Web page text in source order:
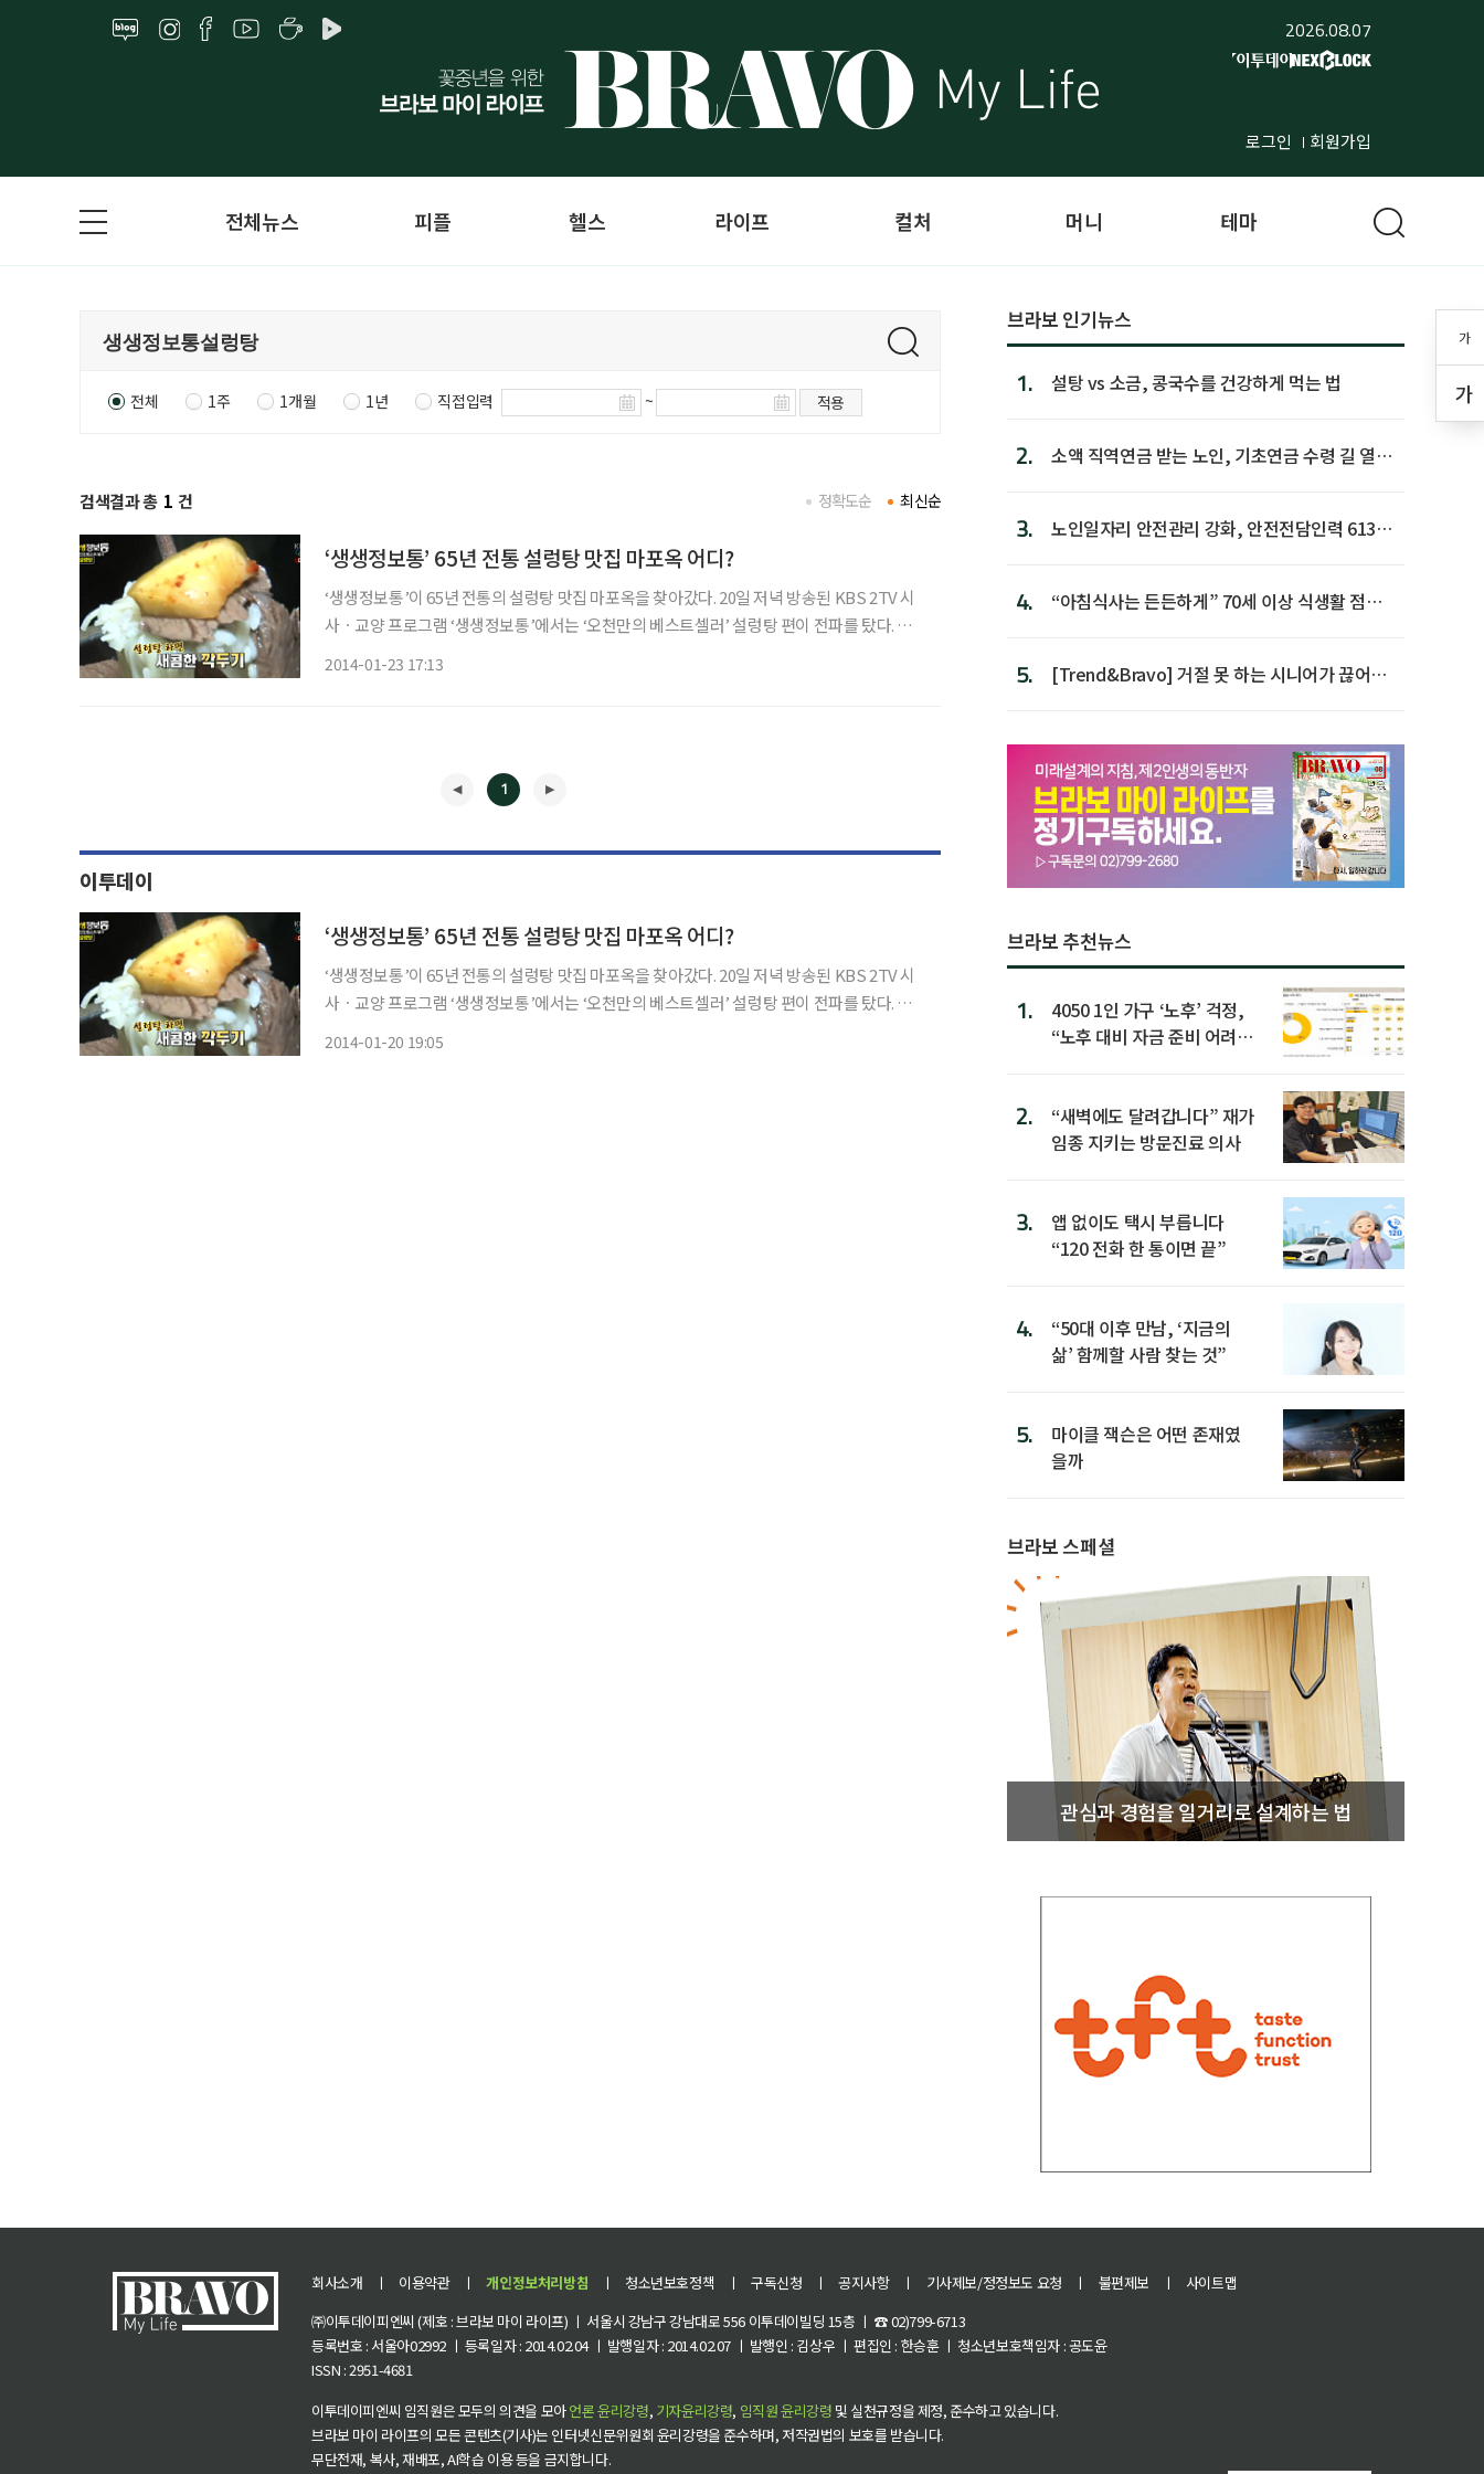
2026.08.07
로그인 회원가입
가
가
전체뉴스 피플 헬스 라이프 컬처 머니 테마
전체 1주 1개월 1년 직접입력 ~ 적용
검색결과 총 1 건 최신순
정확도순
‘생생정보통’ 65년 전통 설렁탕 맛집 마포옥 어디?
‘생생정보통’이 65년 전통의 설렁탕 맛집 마포옥을 찾아갔다. 20일 저녁 방송된 KBS 2TV 시
사ㆍ교양 프로그램 ‘생생정보통’에서는 ‘오천만의 베스트셀러’ 설렁탕 편이 전파를 탔다. 이
2014-01-23 17:13
1
이투데이
‘생생정보통’ 65년 전통 설렁탕 맛집 마포옥 어디?
‘생생정보통’이 65년 전통의 설렁탕 맛집 마포옥을 찾아갔다. 20일 저녁 방송된 KBS 2TV 시
사ㆍ교양 프로그램 ‘생생정보통’에서는 ‘오천만의 베스트셀러’ 설렁탕 편이 전파를 탔다. 이
2014-01-20 19:05
브라보 인기뉴스
1. 설탕 vs 소금, 콩국수를 건강하게 먹는 법
2.
소액 직역연금 받는 노인, 기초연금 수령 길 열린
3.
노인일자리 안전관리 강화, 안전전담인력 613명
4.
“아침식사는 든든하게” 70세 이상 식생활 점수
5.
[Trend&Bravo] 거절 못 하는 시니어가 끊어야
브라보 추천뉴스
1.
4050 1인 가구 ‘노후’ 걱정,
“노후 대비 자금 준비 어려
2.
“새벽에도 달려갑니다” 재가
임종 지키는 방문진료 의사
3.
앱 없이도 택시 부릅니다
“120 전화 한 통이면 끝”
4.
“50대 이후 만남, ‘지금의
삶’ 함께할 사람 찾는 것”
5.
마이클 잭슨은 어떤 존재였
을까
브라보 스페셜
관심과 경험을 일거리로 설계하는 법
회사소개 ㅣ 이용약관 ㅣ 개인정보처리방침 ㅣ 청소년보호정책 ㅣ 구독신청 ㅣ 공지사항 ㅣ 기사제보/정정보도 요청 ㅣ 불편제보 ㅣ
사이트맵
㈜이투데이피엔씨 (제호 : 브라보 마이 라이프) ㅣ 서울시 강남구 강남대로 556 이투데이빌딩 15층 ㅣ ☎ 02)799-6713
등록번호 : 서울아02992 ㅣ 등록일자 : 2014.02.04 ㅣ 발행일자 : 2014.02.07 ㅣ 발행인 : 김상우 ㅣ 편집인 : 한승훈 ㅣ 청소년보호책임자 : 공도윤
ISSN : 2951-4681
이투데이피엔씨 임직원은 모두의 의견을 모아언론 윤리강령, 기자윤리강령, 임직원 윤리강령 및 실천규정을 제정, 준수하고 있습니다.
브라보 마이 라이프의 모든 콘텐츠(기사)는 인터넷신문위원회 윤리강령을 준수하며, 저작권법의 보호를 받습니다.
무단전재, 복사, 재배포, AI학습 이용 등을 금지합니다.